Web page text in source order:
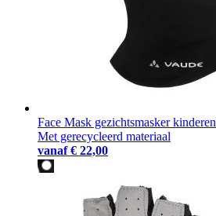
Face Mask gezichtsmasker kinderen
Met gerecycleerd materiaal
vanaf € 22,00